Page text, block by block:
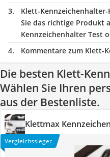
Klett-
Sie das richtige Produkt
Kennzeichenhalter Test
Kommentare zum Klett-
Die besten Klett-
Wählen Sie Ihren
aus der Bestenliste.
Klettmax
Vergleichssieger